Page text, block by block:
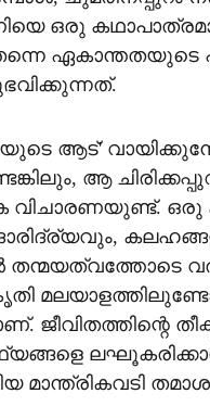
ഒരു
ഏകാന്തതയുടെ
ആട്'
ആ
വിചാരണയുണ്ട്. ഒരു
ദാരിദ്ര്യവും,
ജീവിതത്തിന്റെ
മാന്ത്രികവടി